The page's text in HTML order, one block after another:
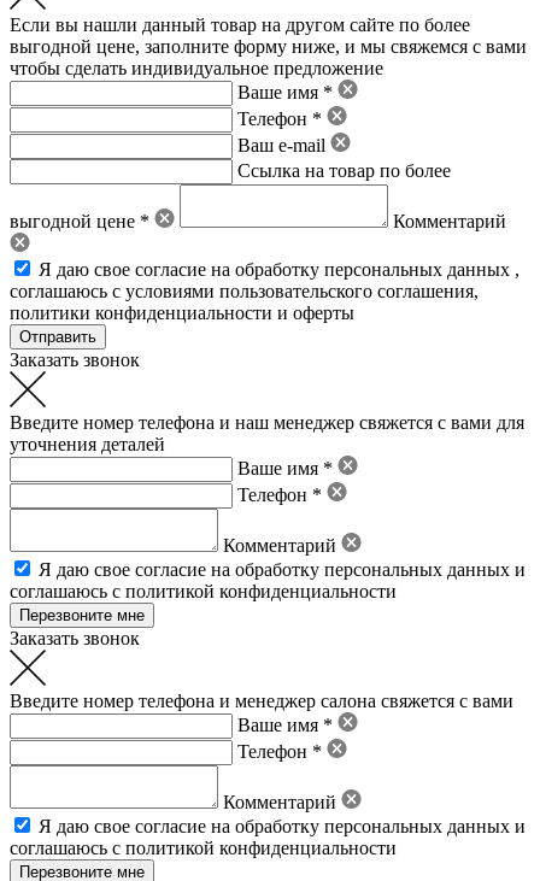
Если вы нашли данный товар на другом сайте по более
выгодной цене, заполните форму ниже, и мы свяжемся с вами
чтобы сделать индивидуальное предложение
Ваше имя *
Телефон *
Ваш e-mail
Ссылка на товар по более
выгодной цене * Комментарий
Я даю свое согласие на обработку персональных данных ,
соглашаюсь с условиями пользовательского соглашения,
политики конфиденциальности и оферты
Заказать звонок
Введите номер телефона и наш менеджер свяжется с вами для
уточнения деталей
Ваше имя *
Телефон *
Комментарий
Я даю свое согласие на обработку персональных данных и
соглашаюсь с политикой конфиденциальности
Заказать звонок
Введите номер телефона и менеджер салона свяжется с вами
Ваше имя *
Телефон *
Комментарий
Я даю свое согласие на обработку персональных данных и
соглашаюсь с политикой конфиденциальности